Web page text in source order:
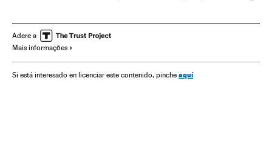
Polícia Corrupção Delitos fiscais
Luiz Inácio Lula da Silva
Economia Justiça Operação Lava Jato
Adere a
Mais informações
Si está interesado en licenciar este contenido, pinche aquí